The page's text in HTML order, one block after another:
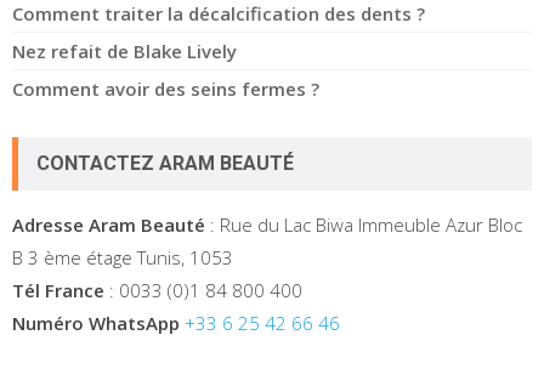
Comment traiter la décalcification des dents ?
Nez refait de Blake Lively
Comment avoir des seins fermes ?
CONTACTEZ ARAM BEAUTÉ
Adresse Aram Beauté : Rue du Lac Biwa Immeuble Azur Bloc
B 3 ème étage Tunis, 1053
Tél France : 0033 (0)1 84 800 400
Numéro WhatsApp +33 6 25 42 66 46